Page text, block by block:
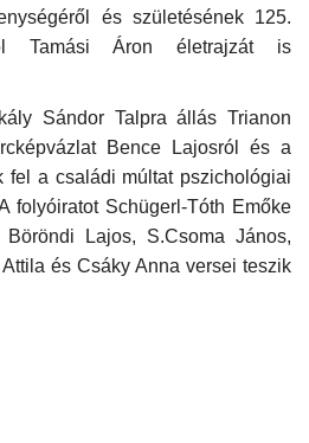
és születésének 125.
Tamási Áron életrajzát is
Sándor Talpra állás Trianon
Bence Lajosról és a
fel a családi múltat pszichológiai
folyóiratot Schügerl-Tóth Emőke
Böröndi Lajos, S.Csoma János,
és Csáky Anna versei teszik